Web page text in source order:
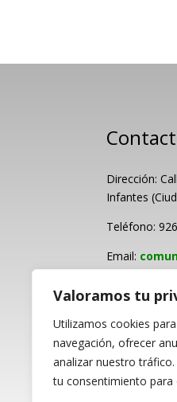
Valoramos tu
Utilizamos cookies
navegación, ofrecer
analizar nuestro
tu consentimiento para
Dirección:
Infantes
Teléfono:
Email: